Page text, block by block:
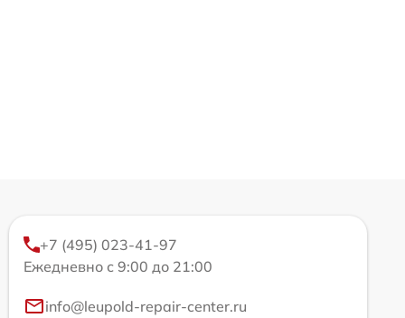
+7 (495) 023-41-97
Ежедневно с 9:00 до 21:00
info@leupold-repair-center.ru